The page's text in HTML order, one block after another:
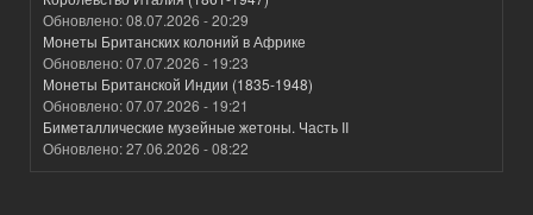
Обновлено:08.07.2026 - 20:29
Монеты Британских колоний в Африке
Обновлено:07.07.2026 - 19:23
Монеты Британской Индии (1835-1948)
Обновлено:07.07.2026 - 19:21
Биметаллические музейные жетоны. Часть II
Обновлено:27.06.2026 - 08:22